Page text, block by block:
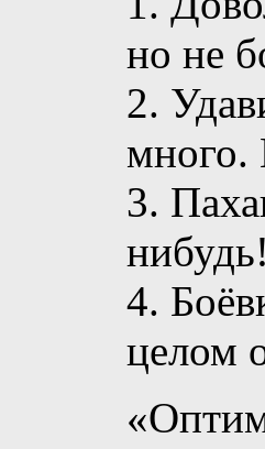
но не
2.
много.
3.
4.
целом